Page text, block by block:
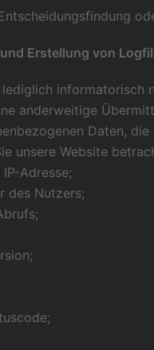
Erstellung von
lediglich informatorisch
anderweitige
Daten, die
unsere Website
Adresse;
des Nutzers;